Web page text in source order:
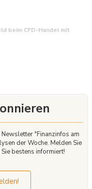
beim CFD-Handel mit
überlegen, ob Sie verstehen,
"Finanzinfos am
der Woche. Melden Sie
bestens informiert!